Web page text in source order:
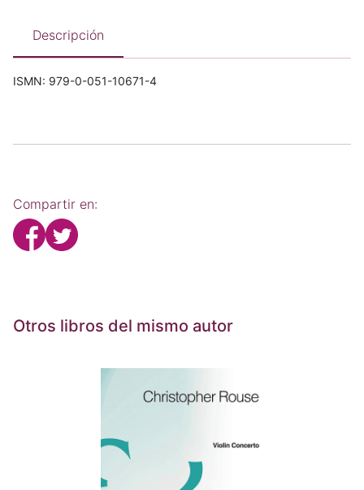
Descripción
ISMN: 979-0-051-10671-4
Compartir en:
Otros libros del mismo autor